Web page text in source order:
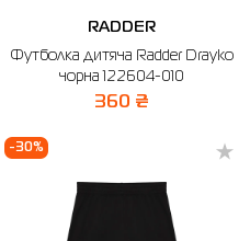
RADDER
Футболка дитяча Radder Drayko
чорна 122604-010
360 ₴
-30%